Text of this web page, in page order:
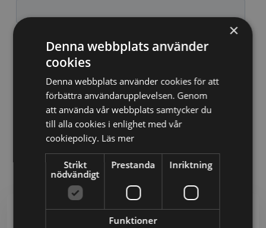
×
Denna webbplats använder
cookies
Denna webbplats använder cookies för att
förbättra användarupplevelsen. Genom
att använda vår webbplats samtycker du
till alla cookies i enlighet med vår
cookiepolicy. Läs mer
Strikt
nödvändigt
Prestanda Inriktning
Funktioner